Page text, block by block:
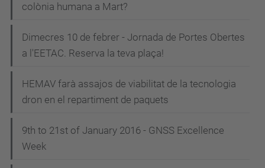
colònia humana a Mart?
Dimecres 10 de febrer - Jornada de Portes Obertes
a l'EETAC. Reserva la teva plaça!
HEMAV farà assajos de viabilitat de la tecnologia
dron en el repartiment de paquets
9th to 21st of January 2016 - GNSS Excellence
Week